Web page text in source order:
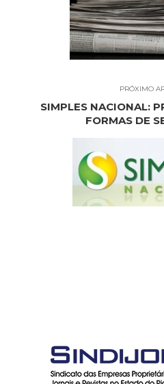
PRÓXIMO
SIMPLES NACIONAL:
FORMAS DE